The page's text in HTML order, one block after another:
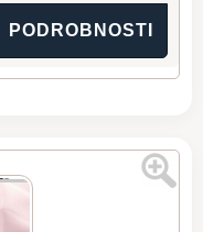
PODROBNOSTI